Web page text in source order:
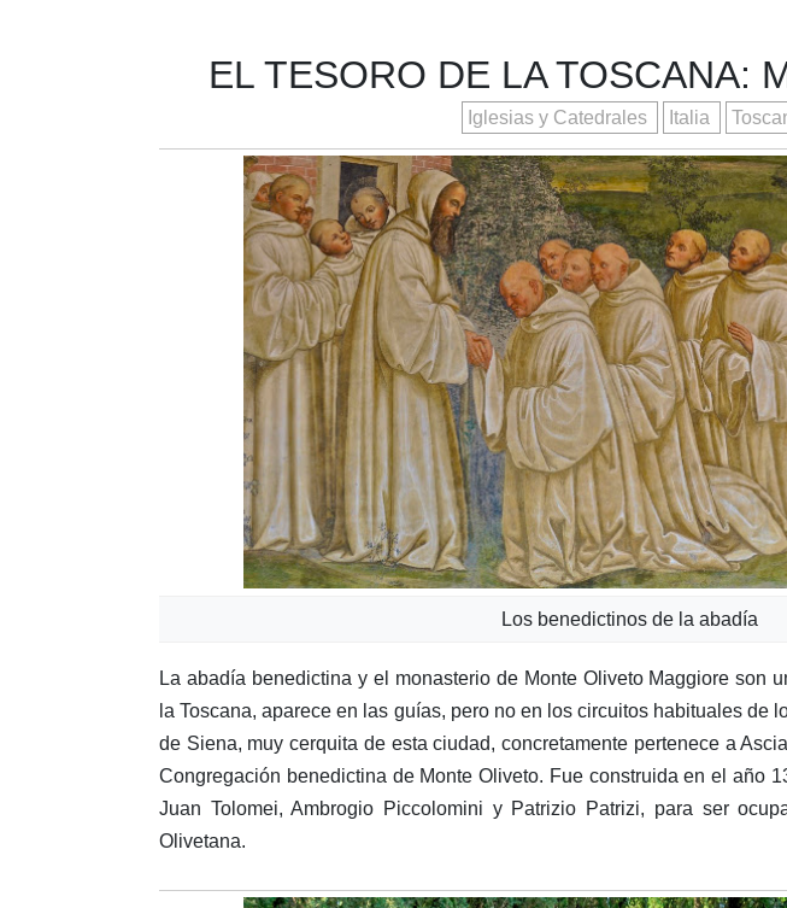
EL TESORO DE LA TOSCANA:
Iglesias y Catedrales Italia
Los benedictinos de la abadía
La abadía benedictina y el monasterio de Monte Oliveto Maggiore son
la Toscana, aparece en las guías, pero no en los circuitos habituales de
de Siena, muy cerquita de esta ciudad, concretamente pertenece a
Congregación benedictina de Monte Oliveto. Fue construida en el año
Juan Tolomei, Ambrogio Piccolomini y Patrizio Patrizi, para ser
Olivetana.